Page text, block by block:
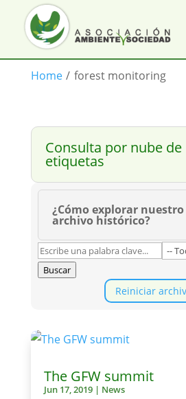
Home / forest monitoring
Consulta por nube de
etiquetas
¿Cómo explorar nuestro
archivo histórico?
Buscar
Reiniciar
The GFW summit
Jun 17, 2019| News